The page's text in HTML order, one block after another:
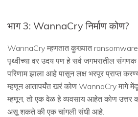
भाग 3: WannaCry निर्माण कोण?
WannaCry म्हणतात कुख्यात ransomware
पृथ्वीच्या वर उदय पण हे सर्व जगभरातील
परिणाम झाला आहे पासून लक्ष भरपूर प्राप्त
म्हणून आतापर्यंत खरं कोण WannaCry मागे
म्हणून, तो एक वेळ हे व्यवसाय आहेत कोण उत्तर
असू शकते की एक चांगली संधी आहे.